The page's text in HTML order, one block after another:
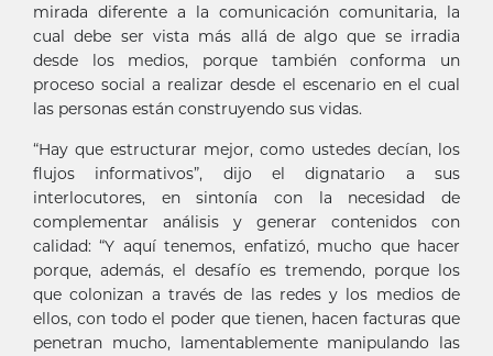
mirada diferente a la comunicación comunitaria, la
cual debe ser vista más allá de algo que se irradia
desde los medios, porque también conforma un
proceso social a realizar desde el escenario en el cual
las personas están construyendo sus vidas.
“Hay que estructurar mejor, como ustedes decían, los
flujos informativos”, dijo el dignatario a sus
interlocutores, en sintonía con la necesidad de
complementar análisis y generar contenidos con
calidad: “Y aquí tenemos, enfatizó, mucho que hacer
porque, además, el desafío es tremendo, porque los
que colonizan a través de las redes y los medios de
ellos, con todo el poder que tienen, hacen facturas que
penetran mucho, lamentablemente manipulando las